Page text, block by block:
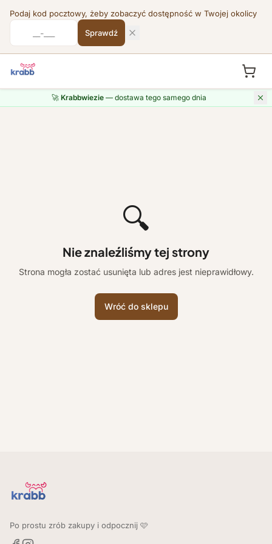
Podaj kod pocztowy, żeby zobaczyć dostępność w Twojej okolicy
Sprawdź
🚀 Krabbwiezie— dostawa tego samego dnia
🔍
Nie znaleźliśmy tej strony
Strona mogła zostać usunięta lub adres jest nieprawidłowy.
Wróć do sklepu
Po prostu zrób zakupy i odpocznij 🩷